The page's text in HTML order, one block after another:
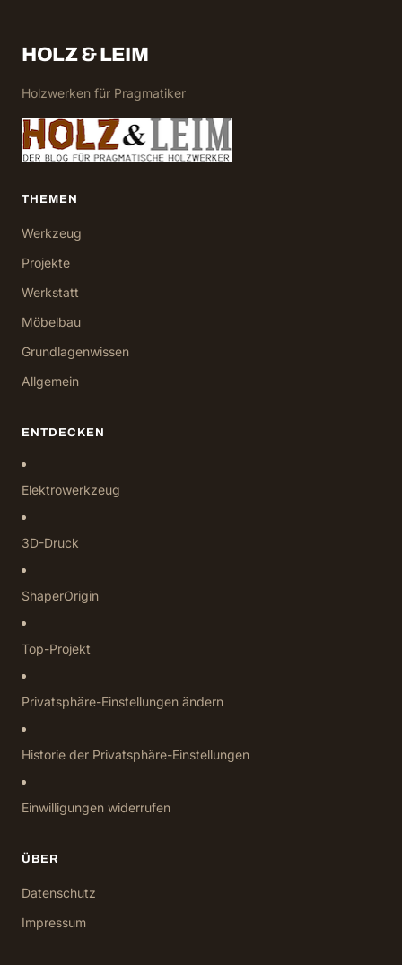
HOLZ & LEIM
Holzwerken für Pragmatiker
THEMEN
Werkzeug
Projekte
Werkstatt
Möbelbau
Grundlagenwissen
Allgemein
ENTDECKEN
Elektrowerkzeug
3D-Druck
ShaperOrigin
Top-Projekt
Privatsphäre-Einstellungen ändern
Historie der Privatsphäre-Einstellungen
Einwilligungen widerrufen
ÜBER
Datenschutz
Impressum